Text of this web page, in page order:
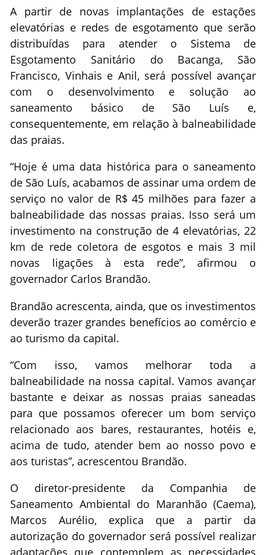
A partir de novas implantações de estações
elevatórias e redes de esgotamento que serão
distribuídas para atender o Sistema de
Esgotamento Sanitário do Bacanga, São
Francisco, Vinhais e Anil, será possível avançar
com o desenvolvimento e solução ao
saneamento básico de São Luís e,
consequentemente, em relação à balneabilidade
das praias.
“Hoje é uma data histórica para o saneamento
de São Luís, acabamos de assinar uma ordem de
serviço no valor de R$ 45 milhões para fazer a
balneabilidade das nossas praias. Isso será um
investimento na construção de 4 elevatórias, 22
km de rede coletora de esgotos e mais 3 mil
novas ligações à esta rede”, afirmou o
governador Carlos Brandão.
Brandão acrescenta, ainda, que os investimentos
deverão trazer grandes benefícios ao comércio e
ao turismo da capital.
“Com isso, vamos melhorar toda a
balneabilidade na nossa capital. Vamos avançar
bastante e deixar as nossas praias saneadas
para que possamos oferecer um bom serviço
relacionado aos bares, restaurantes, hotéis e,
acima de tudo, atender bem ao nosso povo e
aos turistas”, acrescentou Brandão.
O diretor-presidente da Companhia de
Saneamento Ambiental do Maranhão (Caema),
Marcos Aurélio, explica que a partir da
autorização do governador será possível realizar
adaptações que contemplem as necessidades